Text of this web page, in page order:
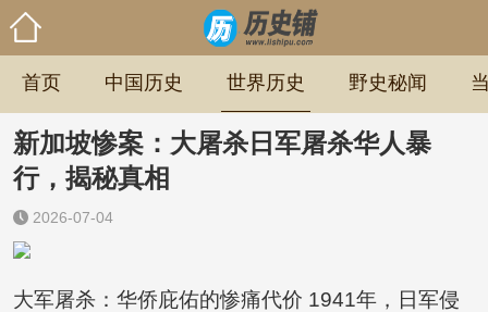
首页 中国历史 世界历史 野史秘闻
新加坡惨案：大屠杀日军屠杀华人暴
行，揭秘真相
2026-07-04
大军屠杀：华侨庇佑的惨痛代价 1941年，日军侵